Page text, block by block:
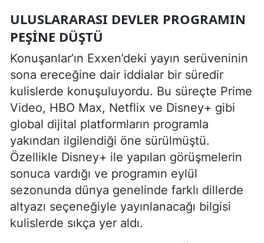
ULUSLARARASI DEVLER PROGRAMIN
PEŞINE DÜŞTÜ
Konuşanlar’ın Exxen’deki yayın serüveninin
sona ereceğine dair iddialar bir süredir
kulislerde konuşuluyordu. Bu süreçte Prime
Video, HBO Max, Netflix ve Disney+ gibi
global dijital platformların programla
yakından ilgilendiği öne sürülmüştü.
Özellikle Disney+ ile yapılan görüşmelerin
sonuca vardığı ve programın eylül
sezonunda dünya genelinde farklı dillerde
altyazı seçeneğiyle yayınlanacağı bilgisi
kulislerde sıkça yer aldı.